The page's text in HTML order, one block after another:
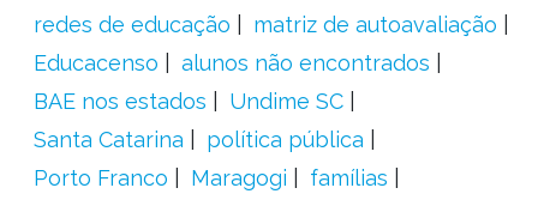
redes de educação
matriz de autoavaliação
Educacenso
alunos não encontrados
BAE nos estados
Undime SC
Santa Catarina
política pública
Porto Franco
Maragogi
famílias